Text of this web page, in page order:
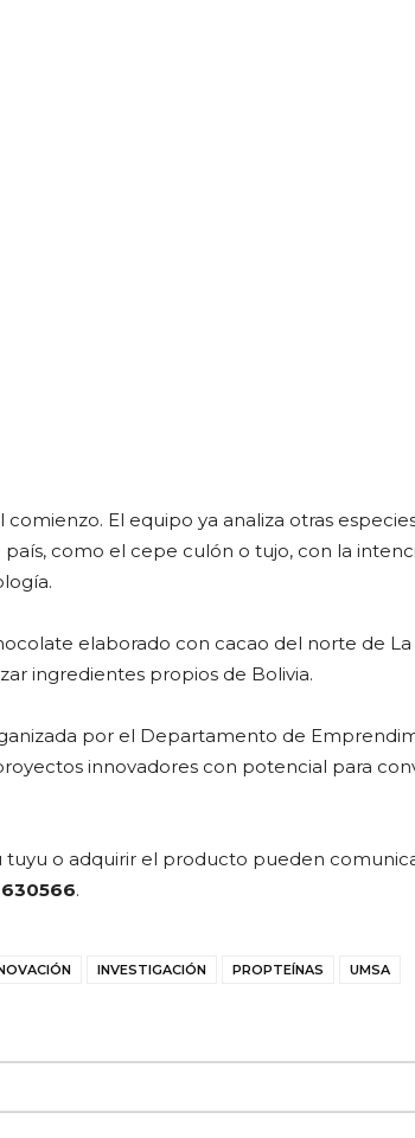
El equipo ya analiza otras
como el cepe culón o tujo, con la
elaborado con cacao del norte de La
ingredientes propios de Bolivia.
por el Departamento de
innovadores con potencial para
o adquirir el producto pueden
.
INVESTIGACIÓN PROPTEÍNAS UMSA